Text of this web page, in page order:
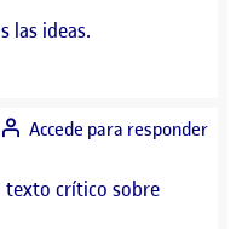
las ideas.
texto crítico sobre
Accede para responder